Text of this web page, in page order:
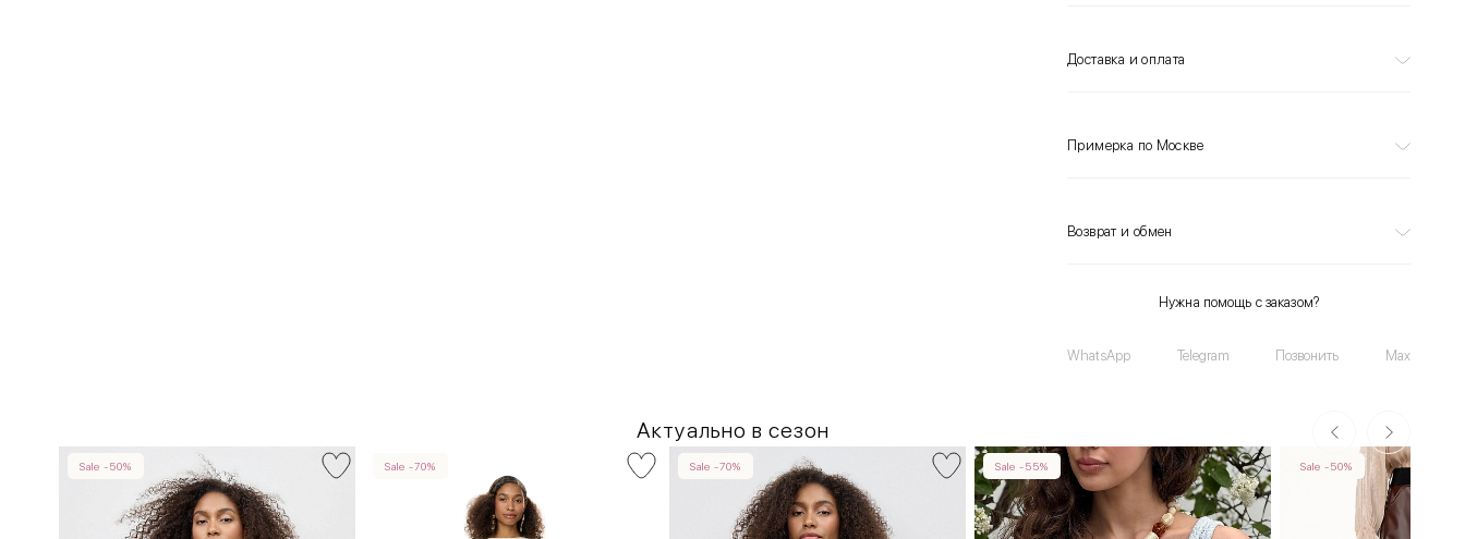
Доставка и оплата
Примерка по Москве
Возврат и обмен
Нужна помощь с заказом?
WhatsApp Telegram Позвонить Max
Актуально в сезон
Sale -50% Sale -70% Sale -70% Sale -55% Sale -50%